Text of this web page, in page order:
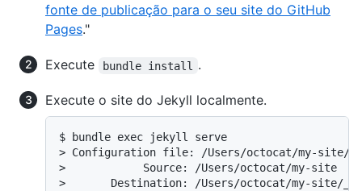
fonte de publicação para o seu site do GitHub
Pages."
Execute bundle install .
Execute o site do Jekyll localmente.
$ bundle exec jekyll serve
> Configuration file: /Users/octocat/my-site/
>            Source: /Users/octocat/my-site
>       Destination: /Users/octocat/my-site/